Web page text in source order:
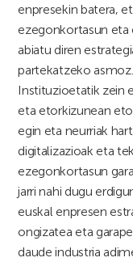
enpresekin batera,
ezegonkortasun eta
abiatu diren
partekatzeko asmoz.
Instituzioetatik zein
eta etorkizunean
egin eta neurriak
digitalizazioak eta
ezegonkortasun
jarri nahi dugu
euskal enpresen
ongizatea eta
daude industria